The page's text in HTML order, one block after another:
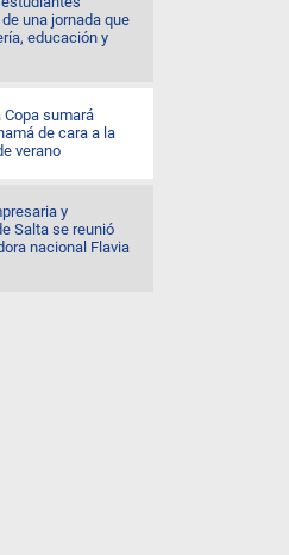
una jornada que
educación y
Copa sumará
de cara a la
verano
y
Salta se reunió
nacional Flavia